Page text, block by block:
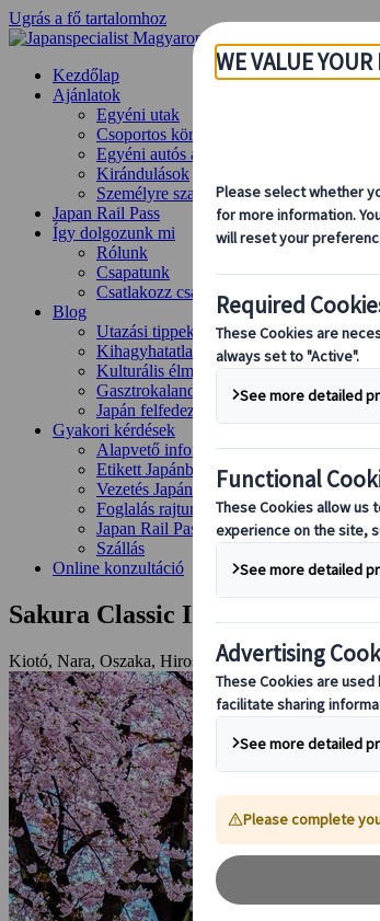
Ugrás a fő tartalomhoz
Kezdőlap
Ajánlatok
Egyéni utak
Csoportos körutazások
Egyéni autós ajánlatok
Kirándulások
Személyre szabott csoportos utazások
Japan Rail Pass
Így dolgozunk mi
Rólunk
Csapatunk
Csatlakozz csapatunkhoz
Blog
Utazási tippek évszakok szerint
Kihagyhatatlan látnivalók
Kulturális élmények
Gasztrokalandok
Japán felfedezése vonattal
Gyakori kérdések
Alapvető információk
Etikett Japánban
Vezetés Japánban
Foglalás rajtunk keresztül
Japan Rail Pass
Szállás
Online konzultáció
Sakura Classic III.
Kiotó, Nara, Oszaka, Hirosima, Miyajima, Hakone,